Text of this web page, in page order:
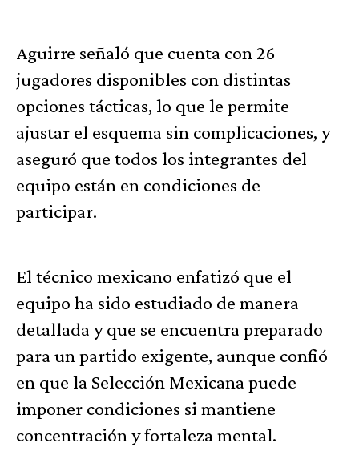
Aguirre señaló que cuenta con 26
jugadores disponibles con distintas
opciones tácticas, lo que le permite
ajustar el esquema sin complicaciones, y
aseguró que todos los integrantes del
equipo están en condiciones de
participar.
El técnico mexicano enfatizó que el
equipo ha sido estudiado de manera
detallada y que se encuentra preparado
para un partido exigente, aunque confió
en que la Selección Mexicana puede
imponer condiciones si mantiene
concentración y fortaleza mental.